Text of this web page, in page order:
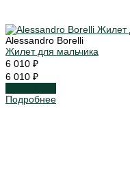
Alessandro Borelli
Жилет для мальчика
6 010 ₽
6 010 ₽
Подробнее